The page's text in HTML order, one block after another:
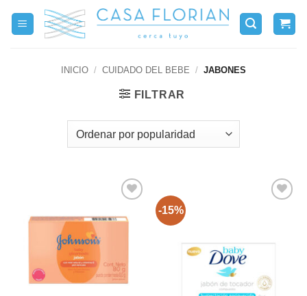
contenido
INICIO / CUIDADO DEL BEBE / JABONES
FILTRAR
-15%